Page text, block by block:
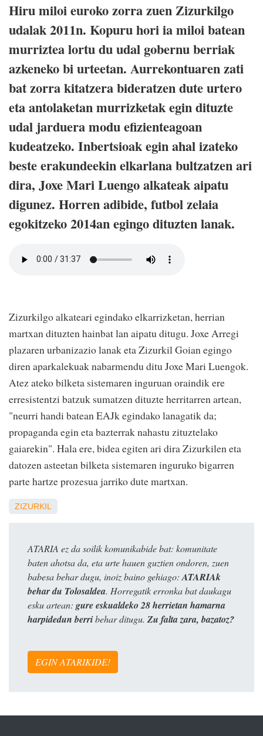
Hiru miloi euroko zorra zuen Zizurkilgo
udalak 2011n. Kopuru hori ia miloi batean
murriztea lortu du udal gobernu berriak
azkeneko bi urteetan. Aurrekontuaren zati
bat zorra kitatzera bideratzen dute urtero
eta antolaketan murrizketak egin dituzte
udal jarduera modu efizienteagoan
kudeatzeko. Inbertsioak egin ahal izateko
beste erakundeekin elkarlana bultzatzen ari
dira, Joxe Mari Luengo alkateak aipatu
digunez. Horren adibide, futbol zelaia
egokitzeko 2014an egingo dituzten lanak.
Zizurkilgo alkateari egindako elkarrizketan, herrian
martxan dituzten hainbat lan aipatu ditugu. Joxe Arregi
plazaren urbanizazio lanak eta Zizurkil Goian egingo
diren aparkalekuak nabarmendu ditu Joxe Mari Luengok.
Atez ateko bilketa sistemaren inguruan oraindik ere
erresistentzi batzuk sumatzen dituzte herritarren artean,
"neurri handi batean EAJk egindako lanagatik da;
propaganda egin eta bazterrak nahastu zituztelako
gaiarekin". Hala ere, bidea egiten ari dira Zizurkilen eta
datozen asteetan bilketa sistemaren inguruko bigarren
parte hartze prozesua jarriko dute martxan.
ZIZURKIL
ATARIA ez da soilik komunikabide bat: komunitate
baten ahotsa da, eta urte hauen guztien ondoren, zuen
babesa behar dugu, inoiz baino gehiago:ATARIAk
behar du Tolosaldea. Horregatik erronka bat daukagu
esku artean: gure eskualdeko 28 herrietan hamarna
harpidedun berribehar ditugu. Zu falta zara, bazatoz?
EGIN ATARIKIDE!